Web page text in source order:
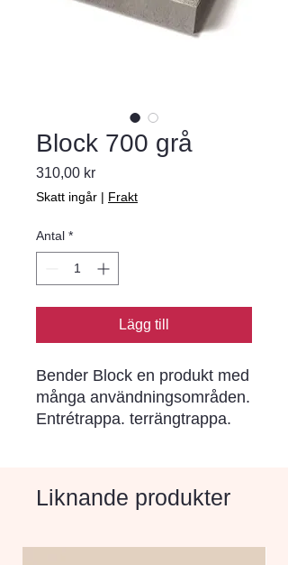
Block 700 grå
310,00 krPris
Skatt ingår | Frakt
Antal *
Lägg till
Bender Block en produkt med
många användningsområden.
Entrétrappa. terrängtrappa.
modulanpassade till våra
samt till de flesta av våra
Liknande produkter